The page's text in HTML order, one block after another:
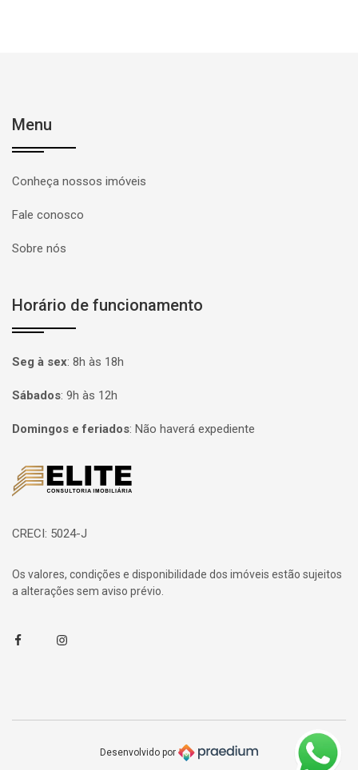
Menu
Conheça nossos imóveis
Fale conosco
Sobre nós
Horário de funcionamento
Seg à sex: 8h às 18h
Sábados: 9h às 12h
Domingos e feriados: Não haverá expediente
Página inicial
CRECI: 5024-J
Os valores, condições e disponibilidade dos imóveis estão sujeitos
a alterações sem aviso prévio.
FacebookInstagram
Desenvolvido por